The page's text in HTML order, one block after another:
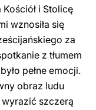
i Stolicę
wznosiła się
za
z tłumem
pełne emocji.
obraz ludu
szczerą